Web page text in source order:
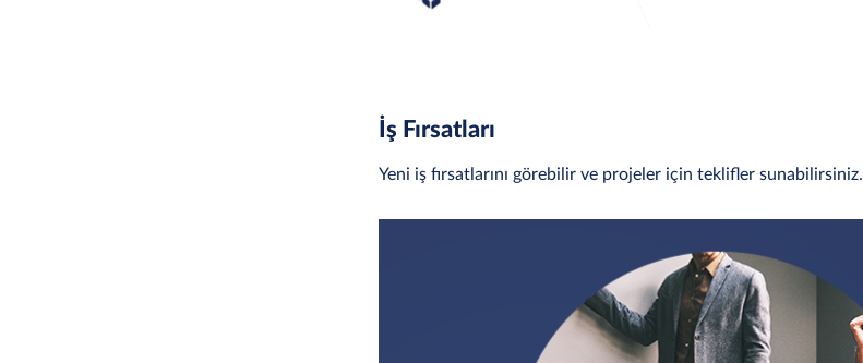
İş Fırsatları
Yeni iş fırsatlarını görebilir ve projeler için teklifler sunabilirsiniz.